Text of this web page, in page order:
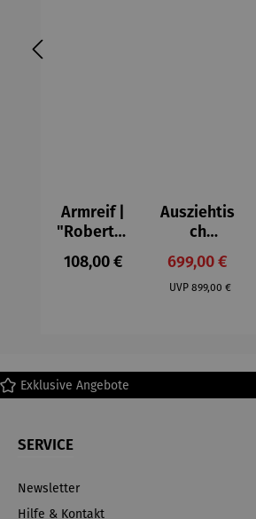
Armreif |
"Roberta"
– Anna
Mütz
Regulärer Preis:
108,00 €
Ausziehtis
ch
Aluminium
– Valor
699,00 €
UVP Regulärer
899,00 €
Exklusive Angebote
SERVICE
Newsletter
Hilfe & Kontakt